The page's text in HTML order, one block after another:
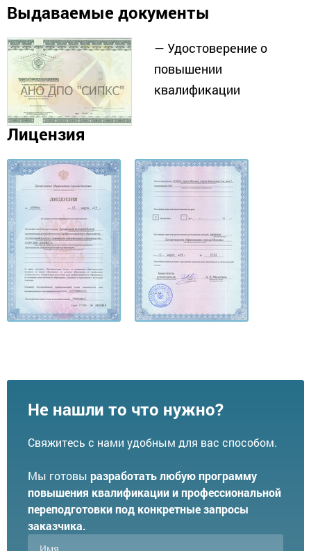
Выдаваемые документы
— Удостоверение о
повышении
квалификации
Лицензия
Не нашли то что нужно?
Свяжитесь с нами удобным для вас способом.
Мы готовы разработать любую программу
повышения квалификации и профессиональной
переподготовки под конкретные запросы
заказчика.